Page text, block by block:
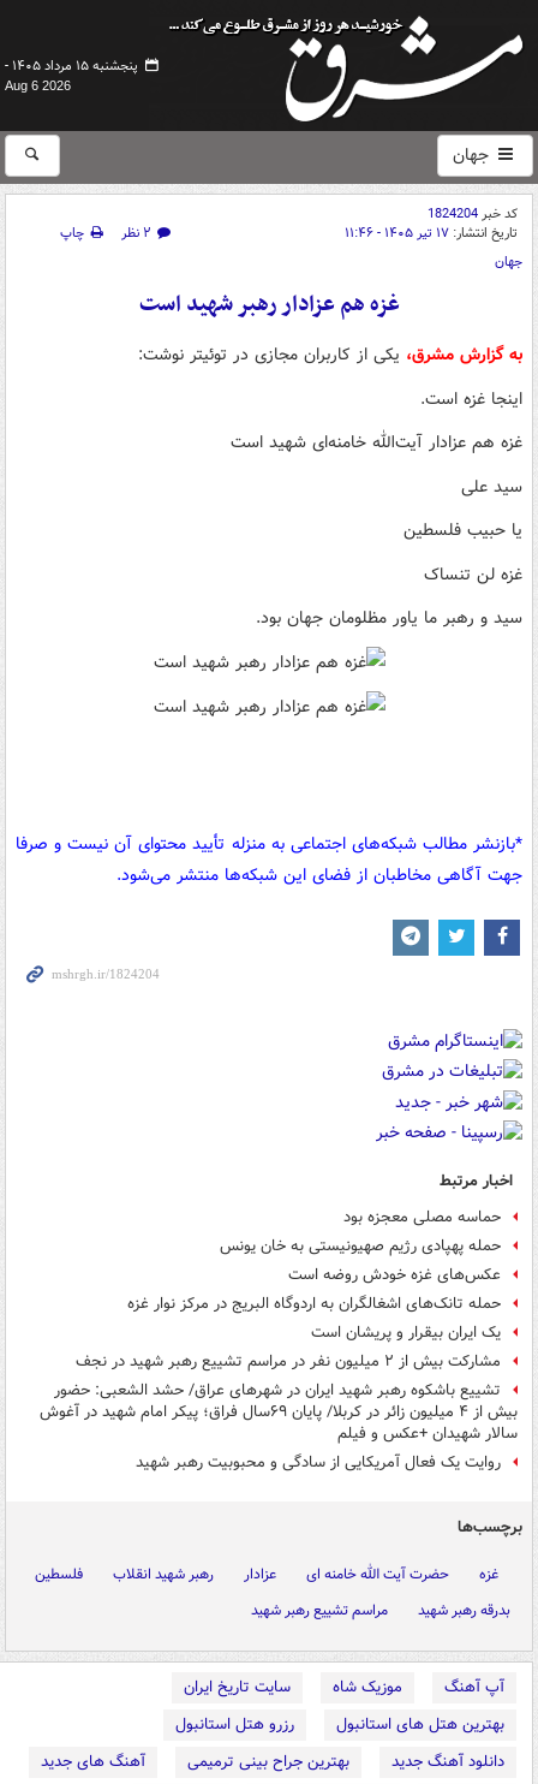
پنجشنبه ۱۵ مرداد ۱۴۰۵ -
Aug 6 2026
جهان
کد خبر1824204
تاریخ انتشار: ۱۷ تیر ۱۴۰۵ - ۱۱:۴۶ ۲ نظر
چاپ
جهان
غزه هم عزادار رهبر شهید است‌
به گزارش مشرق، یکی از کاربران مجازی در توئیتر نوشت:
اینجا غزه است.
غزه هم عزادار آیت‌الله خامنه‌ای شهید است‌
سید علی
یا حبیب فلسطین
غزه لن تنساک
سید و رهبر ما یاور مظلومان جهان بود.
*بازنشر مطالب شبکه‌های اجتماعی به منزله تأیید محتوای آن نیست و صرفا
جهت آگاهی مخاطبان از فضای این شبکه‌ها منتشر می‌شود.
اخبار مرتبط
حماسه مصلی معجزه بود
حمله پهپادی رژیم صهیونیستی به خان یونس
عکس‌های غزه خودش روضه است‌
حمله تانک‌های اشغالگران به اردوگاه البریج در مرکز نوار غزه
یک ایران بیقرار و پریشان است‌
مشارکت بیش از ۲ میلیون نفر در مراسم تشییع رهبر شهید در نجف
تشییع باشکوه رهبر شهید ایران در شهرهای عراق/ حشد الشعبی: حضور
بیش از ۴ میلیون زائر در کربلا/ پایان ۶۹سال فراق؛ پیکر امام شهید در آغوش
سالار شهیدان +عکس و فیلم
روایت یک فعال آمریکایی از سادگی و محبوبیت رهبر شهید
برچسب‌ها
غزه حضرت آیت الله خامنه ای عزادار رهبر شهید انقلاب
فلسطین
بدرقه رهبر شهید
مراسم تشییع رهبر شهید
آپ آهنگ موزیک شاه
سایت تاریخ ایران
بهترین هتل های استانبول
رزرو هتل استانبول
دانلود آهنگ جدید
بهترین جراح بینی ترمیمی
آهنگ های جدید